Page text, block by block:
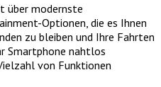
über modernste
Optionen, die es Ihnen
zu bleiben und Ihre Fahrten
Smartphone nahtlos
von Funktionen